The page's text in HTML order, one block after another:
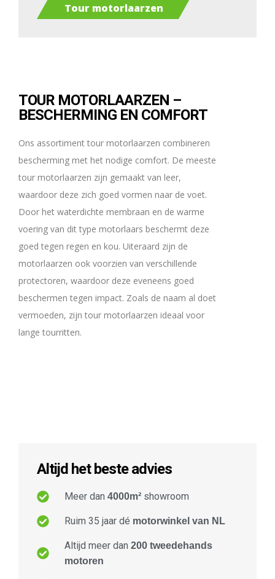
Tour motorlaarzen
TOUR MOTORLAARZEN –
BESCHERMING EN COMFORT
Ons assortiment tour motorlaarzen combineren
bescherming met het nodige comfort. De meeste
tour motorlaarzen zijn gemaakt van leer,
waardoor deze zich goed vormen naar de voet.
Door het waterdichte membraan en de warme
voering van dit type motorlaars beschermt deze
goed tegen regen en kou. Uiteraard zijn de
motorlaarzen ook voorzien van verschillende
protectoren, waardoor deze eveneens goed
beschermen tegen impact. Zoals de naam al doet
vermoeden, zijn tour motorlaarzen ideaal voor
lange tourritten.
Altijd het beste advies
Meer dan 4000m² showroom
Ruim 35 jaar dé motorwinkel van NL
Altijd meer dan 200 tweedehands
motoren